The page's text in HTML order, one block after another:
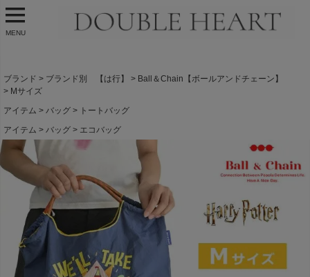
MENU
ブランド ブランド別 【は行】
Ball＆Chain【ボールアンドチェーン】
Mサイズ
アイテム
バッグ
トートバッグ
アイテム
バッグ エコバッグ